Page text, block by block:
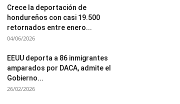
Crece la deportación de
hondureños con casi 19.500
retornados entre enero...
04/06/2026
EEUU deporta a 86 inmigrantes
amparados por DACA, admite el
Gobierno...
26/02/2026